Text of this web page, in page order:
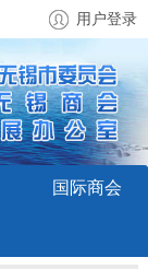
用户登录
国际商会